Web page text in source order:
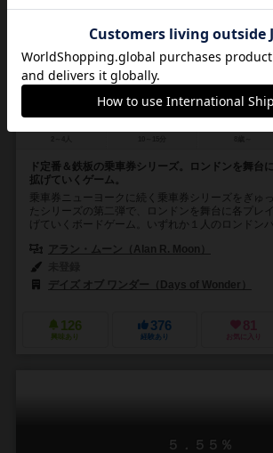
チケットトゥライド：ロン
Ticket to Ride: London
6.4
ド定番＆鉄板の乗車券シリーズ。ロンドンを舞台
拡げていくゲーム。
乗車券ニューヨークに続く乗車券シリーズをぎゅ
たシリーズの第二弾で、ロンドンを舞台に各プレ
げていくボードゲーム。いずれか１人のロンドンバ
アラン・ムーン（Alan R. Moon）
デイズ オブ ワンダー（Days of Wonder）
126
興味あり
376
経験あり
81
お気に入り
５．５５％